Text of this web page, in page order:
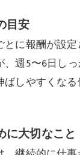
目安
に報酬が設
週5〜6日し
しやすくなる
に大切なこと